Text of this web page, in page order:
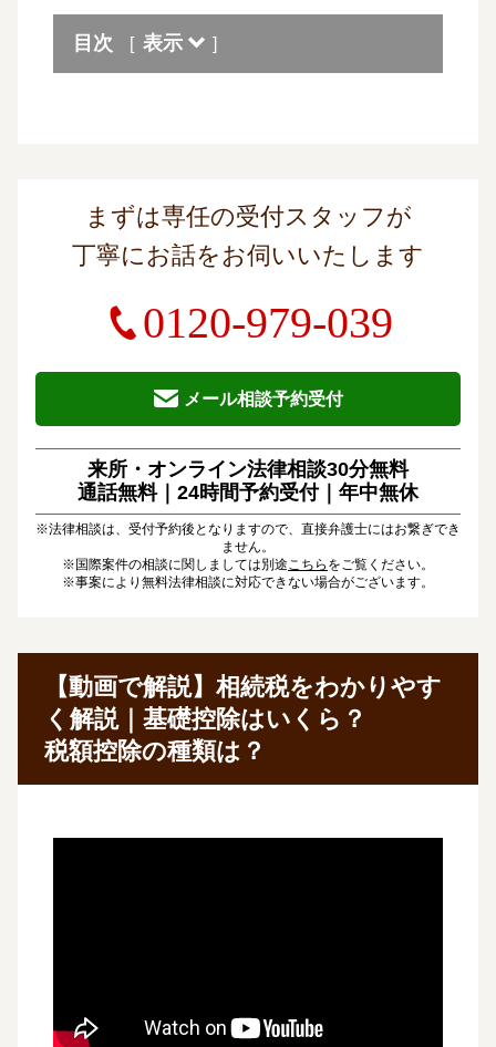
目次 [ 表示 ]
まずは専任の受付スタッフが
丁寧にお話をお伺いいたします
0120-979-039
メール相談予約受付
来所・オンライン法律相談30分無料
通話無料｜24時間予約受付｜ 年中無休
※法律相談は、受付予約後となりますので、直接弁護士にはお繋ぎでき
ません。
※国際案件の相談に関しましては別途 こちら をご覧ください。
※事案により無料法律相談に対応できない場合がございます。
【動画で解説】相続税をわかりやす
く 解説｜ 基礎控除はいくら？
税額控除の種類は？